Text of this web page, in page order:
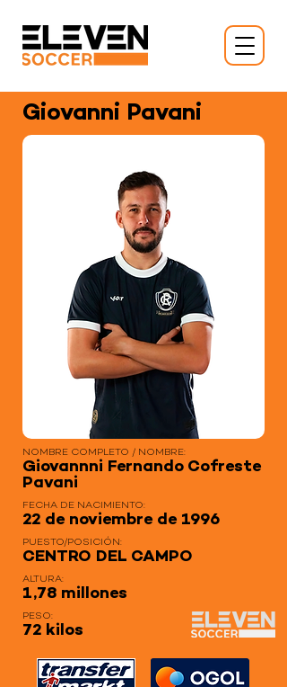
Giovanni Pavani
NOMBRE COMPLETO / NOMBRE:
Giovannni Fernando Cofreste
Pavani
FECHA DE NACIMIENTO:
22 de noviembre de 1996
PUESTO/POSICIÓN:
CENTRO DEL CAMPO
ALTURA:
1,78 millones
PESO:
72 kilos